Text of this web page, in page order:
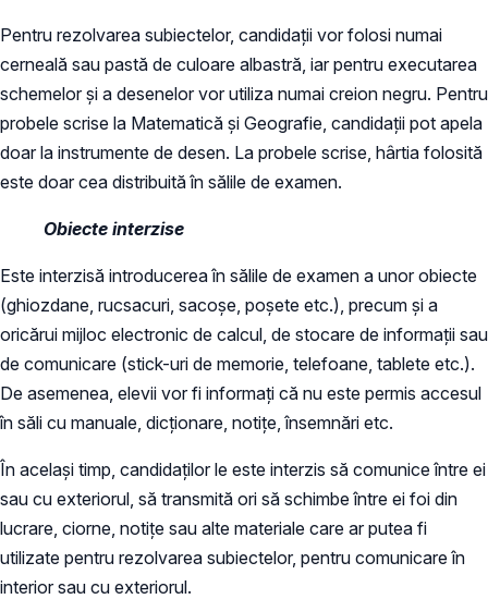
Pentru rezolvarea subiectelor, candidații vor folosi numai
cerneală sau pastă de culoare albastră, iar pentru executarea
schemelor și a desenelor vor utiliza numai creion negru. Pentru
probele scrise la Matematică și Geografie, candidații pot apela
doar la instrumente de desen. La probele scrise, hârtia folosită
este doar cea distribuită în sălile de examen.
Obiecte interzise
Este interzisă introducerea în sălile de examen a unor obiecte
(ghiozdane, rucsacuri, sacoșe, poșete etc.), precum și a
oricărui mijloc electronic de calcul, de stocare de informații sau
de comunicare (stick-uri de memorie, telefoane, tablete etc.).
De asemenea, elevii vor fi informați că nu este permis accesul
în săli cu manuale, dicționare, notițe, însemnări etc.
În același timp, candidaților le este interzis să comunice între ei
sau cu exteriorul, să transmită ori să schimbe între ei foi din
lucrare, ciorne, notițe sau alte materiale care ar putea fi
utilizate pentru rezolvarea subiectelor, pentru comunicare în
interior sau cu exteriorul.